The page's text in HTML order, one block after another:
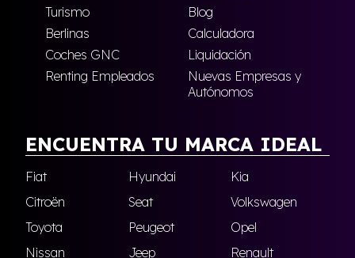
Turismo
Blog
Berlinas
Calculadora
Coches GNC
Liquidación
Renting Empleados
Nuevas Empresas y
Autónomos
ENCUENTRA TU MARCA IDEAL
Fiat Hyundai
Kia
Citroën
Seat
Volkswagen
Toyota
Peugeot
Opel
Nissan
Jeep Renault